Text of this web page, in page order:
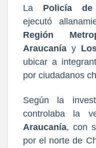
La
Policía de
ejecutó
Región
Araucanía y
ubicar a
por ciudadanos
Según la
controlaba la
Araucanía, con
por el norte de